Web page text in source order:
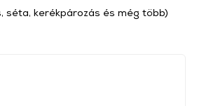
séta, kerékpározás és még több)